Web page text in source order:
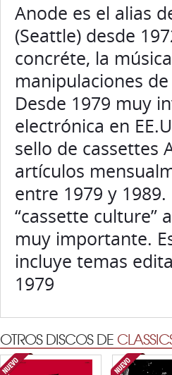
Anode es el alias
(Seattle) desde
concréte, la
manipulaciones
Desde 1979 muy
electrónica en
sello de cassettes
artículos
entre 1979 y
“cassette culture”
muy importante.
incluye temas
1979
OTROS DISCOS DE